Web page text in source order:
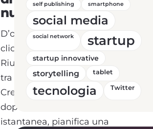
nuove funzioni
D’ora in poi quando si
cliccherà su Nuova
Riunione si potrà scegliere
tra tre differenti opzioni:
Crea una riunione per
dopo, Avvia una riunione
istantanea, pianifica una
self publishing smartphone
social media
social network startup
startup innovative
storytelling tablet
tecnologia Twitter